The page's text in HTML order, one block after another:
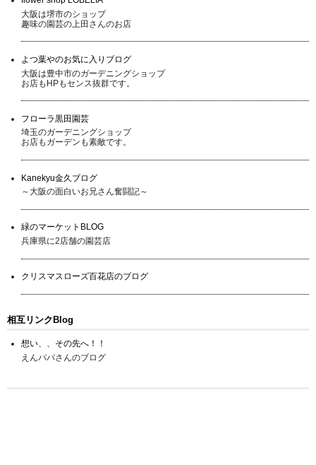
大阪は堺市のショップ
趣味の園芸の上田さんのお店
よつ葉やのお気に入りブログ
大阪は豊中市のガーデニングショップ
お店もHPもセンス抜群です。
フローラ黒田園芸
埼玉のガーデニングショップ
お店もガーデンも素敵です。
Kanekyu金久ブログ
～大阪の面白いお兄さん奮闘記～
緑のマーケットBLOG
兵庫県に2店舗の園芸店
クリスマスローズ百花店のブログ
相互リンクBlog
想い、、その先へ！！
えんパパさんのブログ